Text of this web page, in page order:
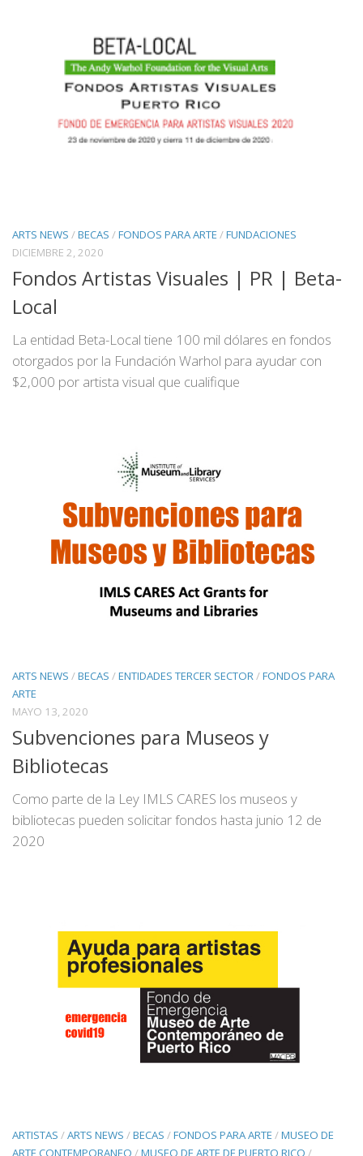
ARTS NEWS /BECAS /FONDOS PARA ARTE /FUNDACIONES
DICIEMBRE 2, 2020
Fondos Artistas Visuales | PR | Beta-
Local
La entidad Beta-Local tiene 100 mil dólares en fondos
otorgados por la Fundación Warhol para ayudar con
$2,000 por artista visual que cualifique
ARTS NEWS /BECAS /ENTIDADES TERCER SECTOR/FONDOS PARA
ARTE
MAYO 13, 2020
Subvenciones para Museos y
Bibliotecas
Como parte de la Ley IMLS CARES los museos y
bibliotecas pueden solicitar fondos hasta junio 12 de
2020
ARTISTAS /ARTS NEWS /BECAS /FONDOS PARA ARTE /MUSEO DE
ARTE CONTEMPORANEO /MUSEO DE ARTE DE PUERTO RICO /